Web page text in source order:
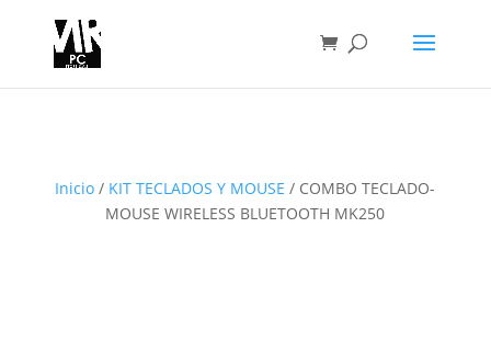
Inicio / KIT TECLADOS Y MOUSE / COMBO TECLADO-
MOUSE WIRELESS BLUETOOTH MK250